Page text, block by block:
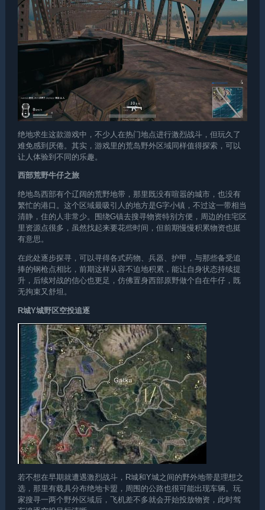
绝地求生这款游戏中，不少人在热门地点进行激烈战斗，但玩久了
难免感到厌倦。其实，游戏里的荒岛野外区域同样值得探索，可以
让人体验到不同的乐趣。
西部荒野牛仔之旅
绝地岛西部有个辽阔的荒野地带，那里既没有喧嚣的城市，也没有
繁忙的港口。这个区域最吸引人的地方是G字小镇，不过这一带相当
清静，住的人非常少。围绕G镇去搜寻物资特别方便，周边的住宅区
里资源点很多，虽然找起来要花些时间，但前期慢慢积累物资也挺
有意思。
在此处逐步探寻，可以寻得各式药物、兵器、护甲，与那些备受追
捧的钢枪点相比，前期这样从容不迫地积累，能让自身状态持续提
升，后续对战的信心也更足，仿佛置身西部原野做个自在牛仔，既
无拘束又舒坦。
R城Y城野区空投追逐
若不想在早期就遭遇激烈战斗，R城和Y城之间的野外地带是理想之
选，那里有载具分布绝地卡盟 ，周围的公路也很可能出现车辆。玩
家搜寻一两个野外区域后，飞机差不多就会开始投放物资，此时驾